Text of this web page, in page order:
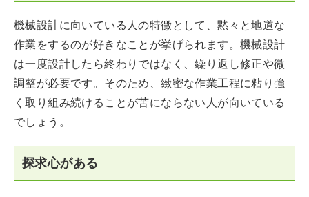
機械設計に向いている人の特徴として、黙々と地道な
作業をするのが好きなことが挙げられます。機械設計
は一度設計したら終わりではなく、繰り返し修正や微
調整が必要です。そのため、緻密な作業工程に粘り強
く取り組み続けることが苦にならない人が向いている
でしょう。
探求心がある